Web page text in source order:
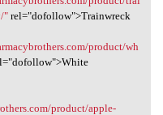
"rel="dofollow">Trainwreck
product/wh
product/apple-